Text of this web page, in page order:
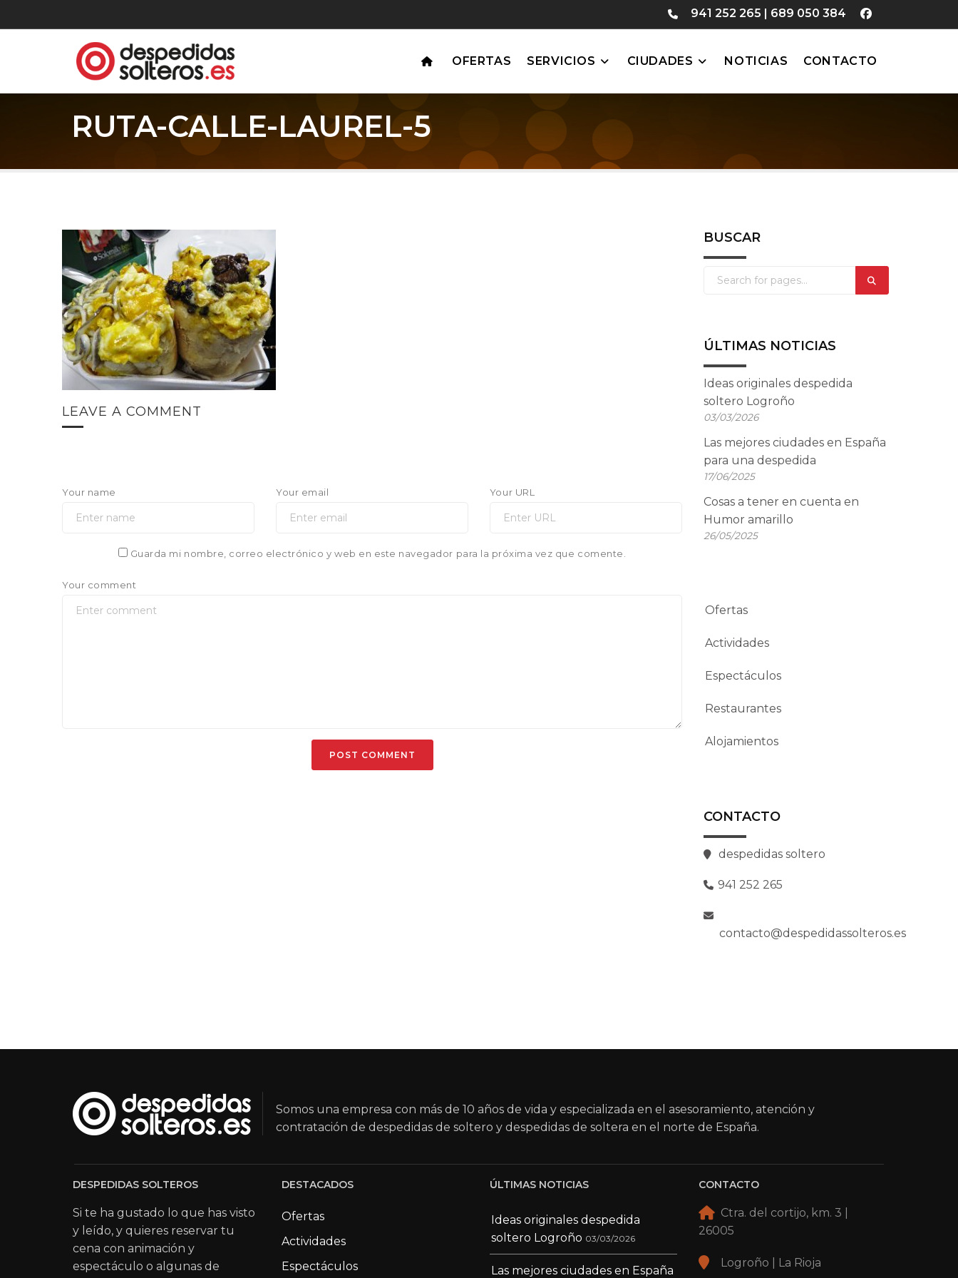
941 252 265 | 689 050 384
OFERTAS SERVICIOS CIUDADES NOTICIAS CONTACTO
RUTA-CALLE-LAUREL-5
LEAVE A COMMENT
Your name Your email Your URL
Guarda mi nombre, correo electrónico y web en este navegador para la próxima vez que comente.
Your comment
BUSCAR
ÚLTIMAS NOTICIAS
Ideas originales despedida
soltero Logroño
03/03/2026
Las mejores ciudades en España
para una despedida
17/06/2025
Cosas a tener en cuenta en
Humor amarillo
26/05/2025
Ofertas
Actividades
Espectáculos
Restaurantes
Alojamientos
CONTACTO
despedidas soltero
941 252 265
contacto@despedidassolteros.es
Somos una empresa con más de 10 años de vida y especializada en el asesoramiento, atención y
contratación de despedidas de soltero y despedidas de soltera en el norte de España.
DESPEDIDAS SOLTEROS
Si te ha gustado lo que has visto
y leído, y quieres reservar tu
cena con animación y
espectáculo o algunas de
DESTACADOS
Ofertas
Actividades
Espectáculos
ÚLTIMAS NOTICIAS
Ideas originales despedida
soltero Logroño 03/03/2026
Las mejores ciudades en España
CONTACTO
Ctra. del cortijo, km. 3 |
26005
Logroño | La Rioja